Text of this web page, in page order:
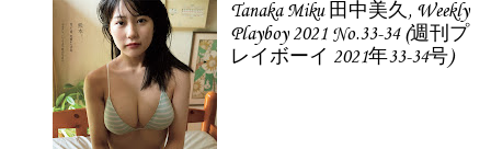
Tanaka Miku 田中美久, Weekly
Playboy 2021 No.33-34 (週刊プ
レイボーイ 2021年33-34号)